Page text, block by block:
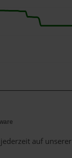
auf unserer